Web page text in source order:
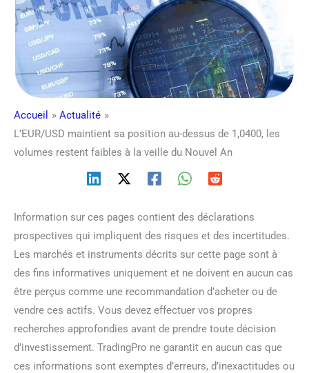
Accueil
Actualité
L’EUR/USD maintient sa position au-dessus de 1,0400, les
volumes restent faibles à la veille du Nouvel An
Information sur ces pages contient des déclarations
prospectives qui impliquent des risques et des incertitudes.
Les marchés et instruments décrits sur cette page sont à
des fins informatives uniquement et ne doivent en aucun cas
être perçus comme une recommandation d’acheter ou de
vendre ces actifs. Vous devez effectuer vos propres
recherches approfondies avant de prendre toute décision
d’investissement. TradingPro ne garantit en aucun cas que
ces informations sont exemptes d’erreurs, d’inexactitudes ou